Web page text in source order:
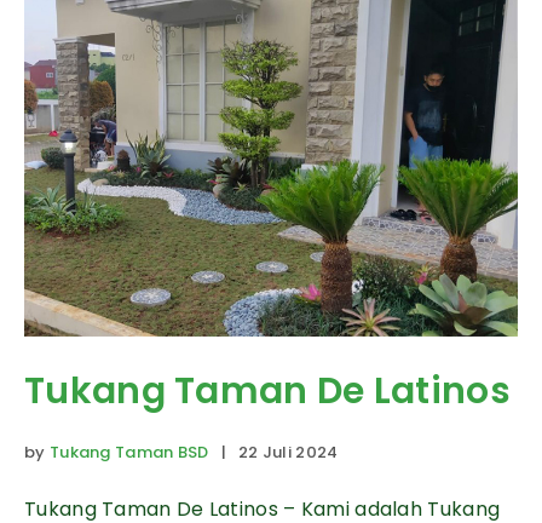
Tukang Taman De Latinos
by Tukang Taman BSD | 22 Juli 2024
Tukang Taman De Latinos – Kami adalah Tukang